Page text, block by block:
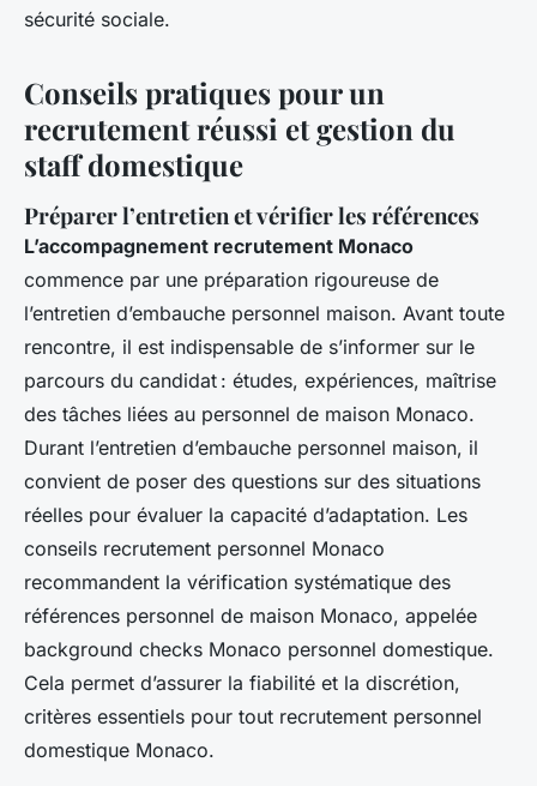
sécurité sociale.
Conseils pratiques pour un
recrutement réussi et gestion du
staff domestique
Préparer l’entretien et vérifier les références
L’accompagnement recrutement Monaco
commence par une préparation rigoureuse de
l’entretien d’embauche personnel maison. Avant toute
rencontre, il est indispensable de s’informer sur le
parcours du candidat : études, expériences, maîtrise
des tâches liées au personnel de maison Monaco.
Durant l’entretien d’embauche personnel maison, il
convient de poser des questions sur des situations
réelles pour évaluer la capacité d’adaptation. Les
conseils recrutement personnel Monaco
recommandent la vérification systématique des
références personnel de maison Monaco, appelée
background checks Monaco personnel domestique.
Cela permet d’assurer la fiabilité et la discrétion,
critères essentiels pour tout recrutement personnel
domestique Monaco.